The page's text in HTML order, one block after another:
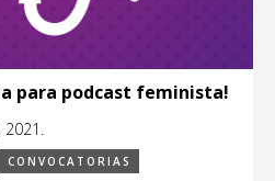
para podcast feminista!
2021.
CONVOCATORIAS